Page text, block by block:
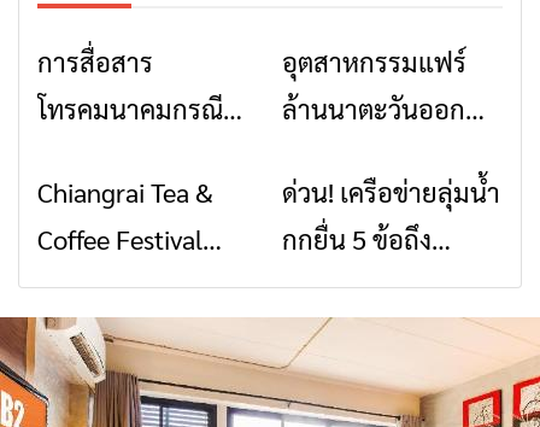
การสื่อสาร
โทรคมนาคมกรณีภัย
สัญญาณขาด การ
สื่อสารต้องไม่หยุด
ข่าวเชียงราย
อุตสาหกรรมแฟร์
ล้านนาตะวันออก
สินค้าเด่น และเสน่ห์
วัฒนธรรมจาก 4
จังหวัด เชียงราย
พะเยา แพร่ และ
น่าน พร้อมชม
ข่าวเชียงราย
Chiangrai Tea &
Coffee Festival
2026
ข่าวเชียงราย
ด่วน! เครือข่ายลุ่มน้ำ
กกยื่น 5 ข้อถึง
รัฐบาล จี้นายกฯ ลง
เชียงราย แก้วิกฤต
สารปนเปื้อนต้นน้ำ